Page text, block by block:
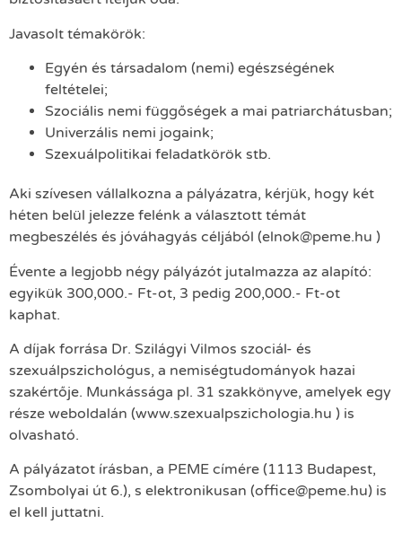
Javasolt témakörök:
Egyén és társadalom (nemi) egészségének
feltételei;
Szociális nemi függőségek a mai patriarchátusban;
Univerzális nemi jogaink;
Szexuálpolitikai feladatkörök stb.
Aki szívesen vállalkozna a pályázatra, kérjük, hogy két
héten belül jelezze felénk a választott témát
megbeszélés és jóváhagyás céljából (elnok@peme.hu )
Évente a legjobb négy pályázót jutalmazza az alapító:
egyikük 300,000.- Ft-ot, 3 pedig 200,000.- Ft-ot
kaphat.
A díjak forrása Dr. Szilágyi Vilmos szociál- és
szexuálpszichológus, a nemiségtudományok hazai
szakértője. Munkássága pl. 31 szakkönyve, amelyek egy
része weboldalán (www.szexualpszichologia.hu ) is
olvasható.
A pályázatot írásban, a PEME címére (1113 Budapest,
Zsombolyai út 6.), s elektronikusan (office@peme.hu) is
el kell juttatni.